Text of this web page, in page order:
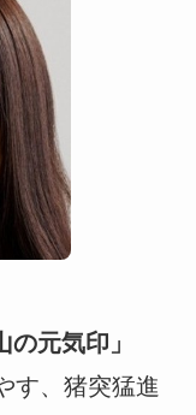
の元気印」
す、猪突猛進